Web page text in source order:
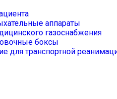
аппараты
газоснабжения
боксы
для транспортной